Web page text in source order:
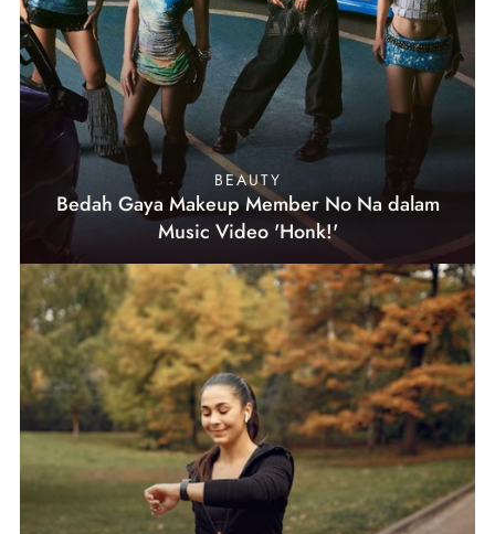
BEAUTY
Bedah Gaya Makeup Member No Na dalam
Music Video 'Honk!'